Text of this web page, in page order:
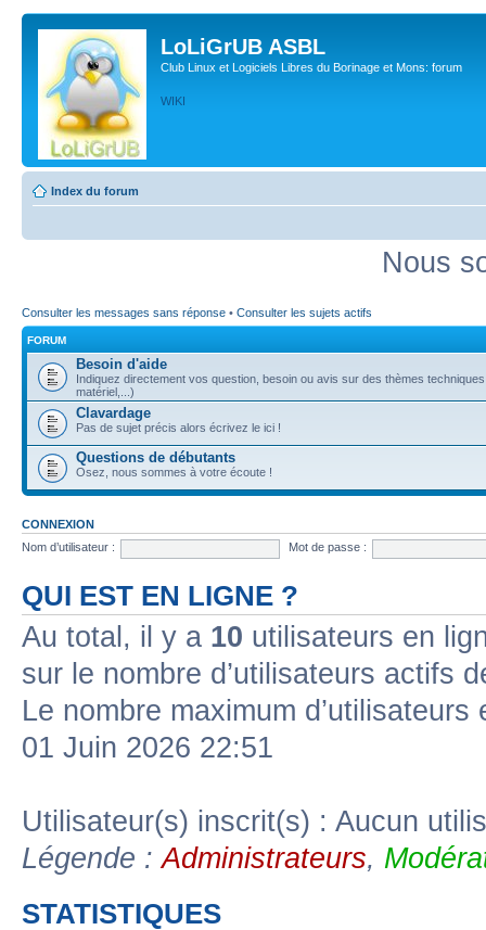
LoLiGrUB ASBL
Club Linux et Logiciels Libres du Borinage et Mons: forum
WIKI
Index du forum
Nous
Consulter les messages sans réponse • Consulter les sujets actifs
FORUM
Besoin d'aide
Indiquez directement vos question, besoin ou avis sur des thèmes
matériel,...)
Clavardage
Pas de sujet précis alors écrivez le ici !
Questions de débutants
Osez, nous sommes à votre écoute !
CONNEXION
Nom d’utilisateur :
Mot de passe :
QUI EST EN LIGNE ?
Au total, il y a 10 utilisateurs en
sur le nombre d’utilisateurs actifs
Le nombre maximum
01 Juin 2026 22:51
Utilisateur(s) inscrit(s) : Aucun
Légende :Administrateurs,
STATISTIQUES